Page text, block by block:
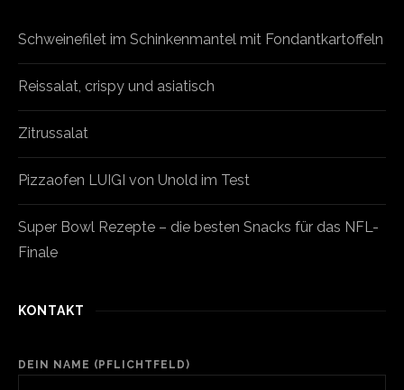
Schweinefilet im Schinkenmantel mit Fondantkartoffeln
Reissalat, crispy und asiatisch
Zitrussalat
Pizzaofen LUIGI von Unold im Test
Super Bowl Rezepte – die besten Snacks für das NFL-
Finale
KONTAKT
DEIN NAME (PFLICHTFELD)